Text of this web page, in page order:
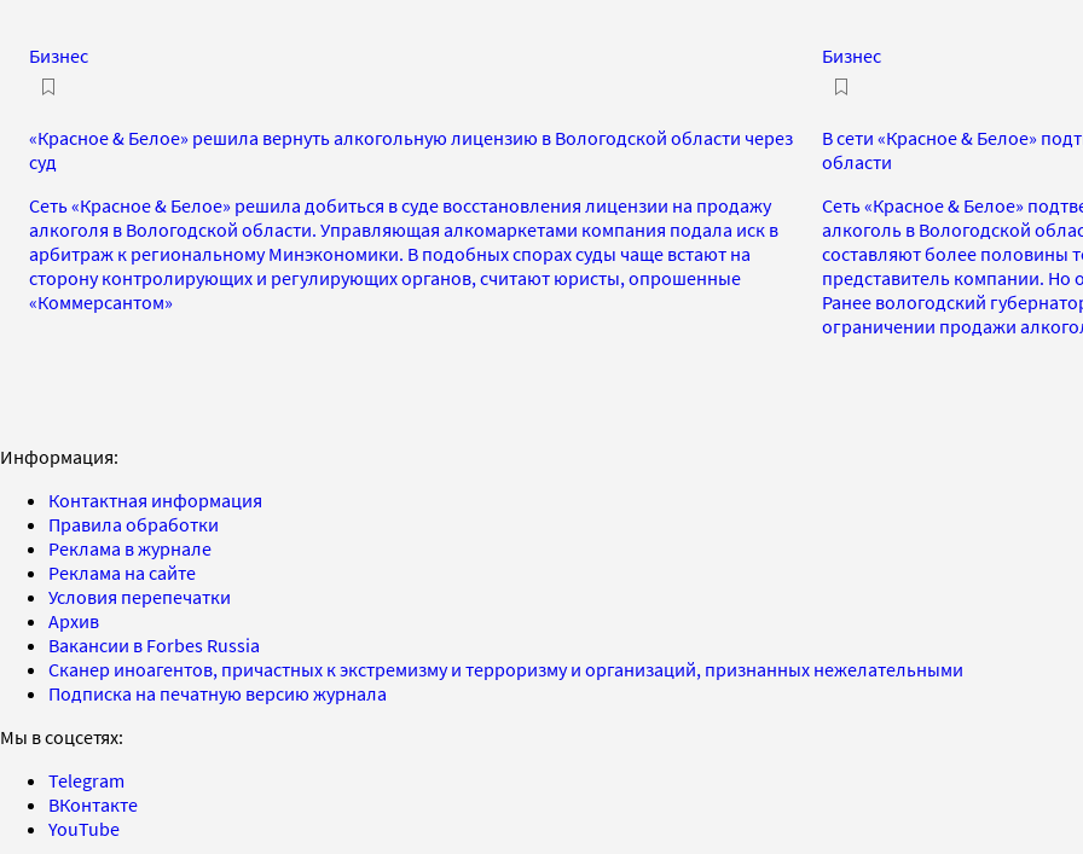
Бизнес
«Красное & Белое» решила вернуть алкогольную лицензию в Вологодской области через
суд
Сеть «Красное & Белое» решила добиться в суде восстановления лицензии на продажу
алкоголя в Вологодской области. Управляющая алкомаркетами компания подала иск в
арбитраж к региональному Минэкономики. В подобных спорах суды чаще встают на
сторону контролирующих и регулирующих органов, считают юристы, опрошенные
«Коммерсантом»
Бизнес
В сети «Красное & Белое»
области
Сеть «Красное & Белое»
алкоголь в Вологодской
составляют более половины
представитель компании. Но
Ранее вологодский
ограничении продажи
Информация:
Контактная информация
Правила обработки
Реклама в журнале
Реклама на сайте
Условия перепечатки
Архив
Вакансии в Forbes Russia
Сканер иноагентов, причастных к экстремизму и терроризму и организаций, признанных нежелательными
Подписка на печатную версию журнала
Мы в соцсетях:
Telegram
ВКонтакте
YouTube